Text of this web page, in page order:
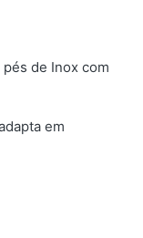
de Inox com
em